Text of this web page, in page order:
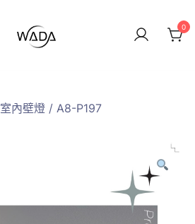
0
室內壁燈 / A8-P197